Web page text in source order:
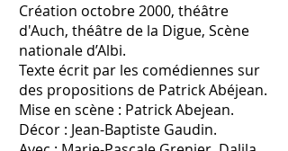
Création octobre 2000, théâtre
d'Auch, théâtre de la Digue, Scène
nationale d’Albi.
Texte écrit par les comédiennes sur
des propositions de Patrick Abéjean.
Mise en scène : Patrick Abejean.
Décor : Jean-Baptiste Gaudin.